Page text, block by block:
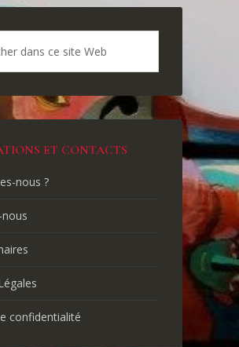
ET CONTACTS
nous ?
confidentialité